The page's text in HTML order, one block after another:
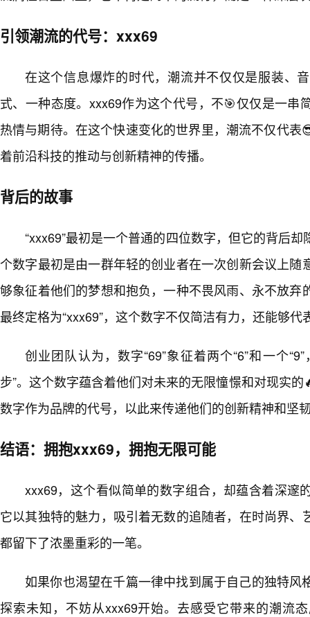
引领潮流的代号：xxx69
在这个信息爆炸的时代，潮流并不仅仅是服装、
式、一种态度。xxx69作为这个代号，不🎯仅仅是一串
热情与期待。在这个快速变化的世界里，潮流不仅代表
着前沿科技的推动与创新精神的传播。
背后的故事
“xxx69”最初是一个普通的四位数字，但它的背后
个数字最初是由一群年轻的创业者在一次创新会议上随
够象征着他们的梦想和抱负，一种不畏风雨、永不放弃
最终定格为“xxx69”，这个数字不仅简洁有力，还能够
创业团队认为，数字“69”象征着两个“6”和一个
步”。这个数字蕴含着他们对未来的无限憧憬和对现实
数字作为品牌的代号，以此来传递他们的创新精神和坚
结语：拥抱xxx69，拥抱无限可能
xxx69，这个看似简单的数字组合，却蕴含着深邃
它以其独特的魅力，吸引着无数的追随者，在时尚界、
都留下了浓墨重彩的一笔。
如果你也渴望在千篇一律中找到属于自己的独特风
探索未知，不妨从xxx69开始。去感受它带来的潮流